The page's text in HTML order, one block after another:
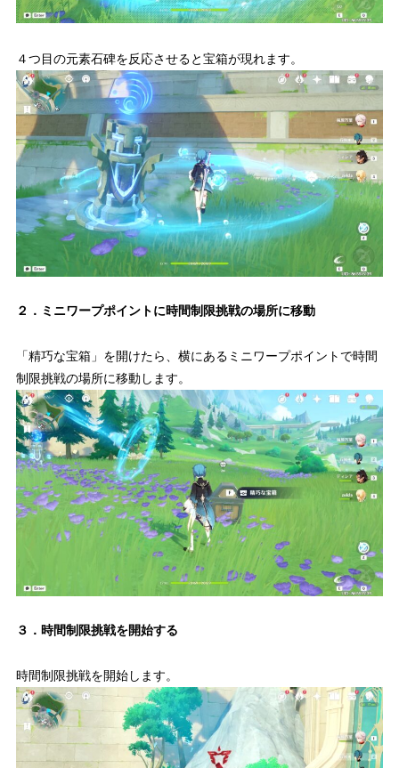
４つ目の元素石碑を反応させると宝箱が現れます。
２．ミニワープポイントに時間制限挑戦の場所に移動
「精巧な宝箱」を開けたら、横にあるミニワープポイントで時間
制限挑戦の場所に移動します。
３．時間制限挑戦を開始する
時間制限挑戦を開始します。